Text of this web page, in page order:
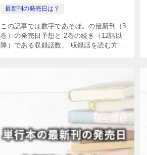
最新刊の発売日は？
この記事では数字であそぼ。の最新刊（3
巻）の発売日予想と 2巻の続き（12話以
降）である収録話数、 収録話を読む方法